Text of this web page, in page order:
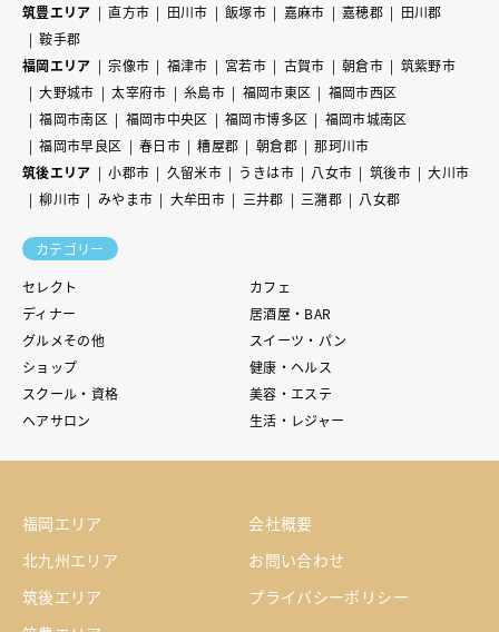
筑豊エリア
直方市 田川市 飯塚市 嘉麻市 嘉穂郡
田川郡
鞍手郡
福岡エリア
宗像市 福津市 宮若市 古賀市 朝倉市
筑紫野市
大野城市
太宰府市 糸島市 福岡市東区
福岡市西区
福岡市南区
福岡市中央区 福岡市博多区
福岡市城南区
福岡市早良区
春日市 糟屋郡 朝倉郡
那珂川市
筑後エリア
小郡市 久留米市 うきは市 八女市 筑後市
大川市
柳川市
みやま市 大牟田市 三井郡 三潴郡 八女郡
カテゴリー
セレクト
カフェ
ディナー
居酒屋・BAR
グルメその他
スイーツ・パン
ショップ
健康・ヘルス
スクール・資格
美容・エステ
ヘアサロン
生活・レジャー
福岡エリア
北九州エリア
筑後エリア
会社概要
お問い合わせ
プライバシーポリシー